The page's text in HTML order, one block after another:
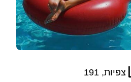
צפיות, 191